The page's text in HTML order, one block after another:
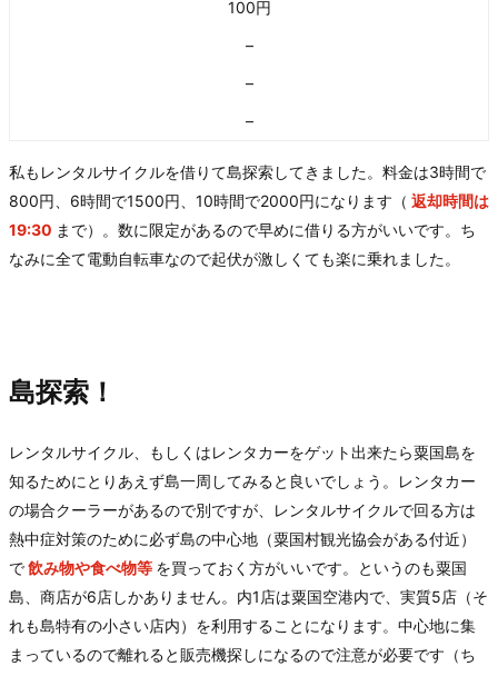
100円
–
–
–
私もレンタルサイクルを借りて島探索してきました。料金は3時間で
800円、6時間で1500円、10時間で2000円になります（ 返却時間は
19:30 まで）。数に限定があるので早めに借りる方がいいです。ち
なみに全て電動自転車なので起伏が激しくても楽に乗れました。
島探索！
レンタルサイクル、もしくはレンタカーをゲット出来たら粟国島を
知るためにとりあえず島一周してみると良いでしょう。レンタカー
の場合クーラーがあるので別ですが、レンタルサイクルで回る方は
熱中症対策のために必ず島の中心地（粟国村観光協会がある付近）
で飲み物や食べ物等 を買っておく方がいいです。というのも粟国
島、商店が6店しかありません。内1店は粟国空港内で、実質5店（そ
れも島特有の小さい店内）を利用することになります。中心地に集
まっているので離れると販売機探しになるので注意が必要です（ち